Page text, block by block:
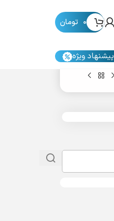
0 تومان
پیشنهاد ویژه